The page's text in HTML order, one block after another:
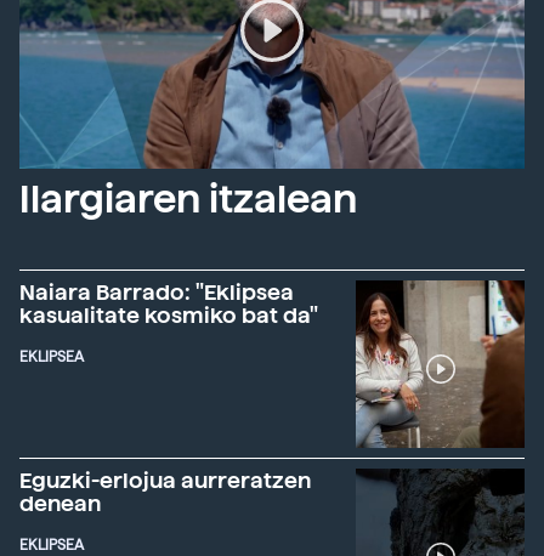
Ilargiaren itzalean
Naiara Barrado: "Eklipsea
kasualitate kosmiko bat da"
EKLIPSEA
Eguzki-erlojua aurreratzen
denean
EKLIPSEA